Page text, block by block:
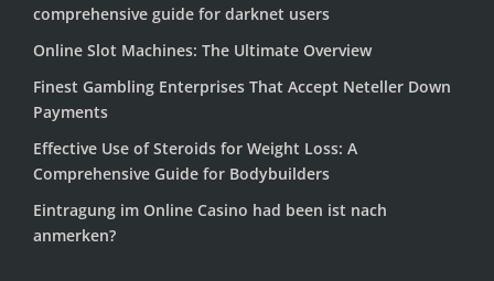
comprehensive guide for darknet users
Online Slot Machines: The Ultimate Overview
Finest Gambling Enterprises That Accept Neteller Down
Payments
Effective Use of Steroids for Weight Loss: A
Comprehensive Guide for Bodybuilders
Eintragung im Online Casino had been ist nach
anmerken?